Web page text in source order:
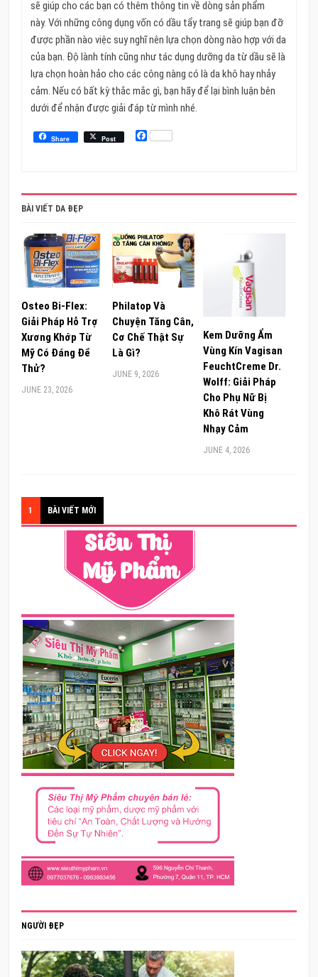
sẽ giúp cho các bạn có thêm thông tin về dòng sản phẩm
này. Với những công dụng vốn có dầu tẩy trang sẽ giúp bạn đỡ
được phần nào việc suy nghĩ nên lựa chọn dòng nào hợp với da
của bạn. Độ lành tính cũng như tác dụng dưỡng da từ dầu sẽ là
lựa chọn hoàn hảo cho các công nàng có là da khô hay nhảy
cảm. Nếu có bất kỳ thắc mắc gì, bạn hãy để lại bình luận bên
dưới để nhận được giải đáp từ mình nhé.
Share Post Facebook
BÀI VIẾT DA ĐẸP
Osteo Bi-Flex:
Giải Pháp Hỗ Trợ
Xương Khớp Từ
Mỹ Có Đáng Để
Thử?
JUNE 23, 2026
Philatop Và
Chuyện Tăng Cân,
Cơ Chế Thật Sự
Là Gì?
JUNE 9, 2026
Kem Dưỡng Ẩm
Vùng Kín Vagisan
FeuchtCreme Dr.
Wolff: Giải Pháp
Cho Phụ Nữ Bị
Khô Rát Vùng
Nhạy Cảm
JUNE 4, 2026
1 BÀI VIẾT MỚI
NGƯỜI ĐẸP